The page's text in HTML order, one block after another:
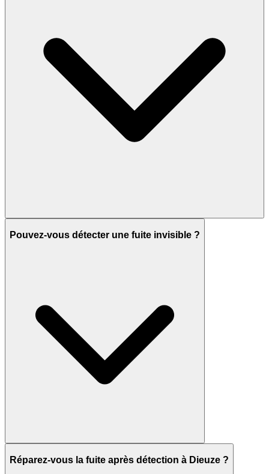
Pouvez-vous détecter une fuite invisible ?
Réparez-vous la fuite après détection à Dieuze ?